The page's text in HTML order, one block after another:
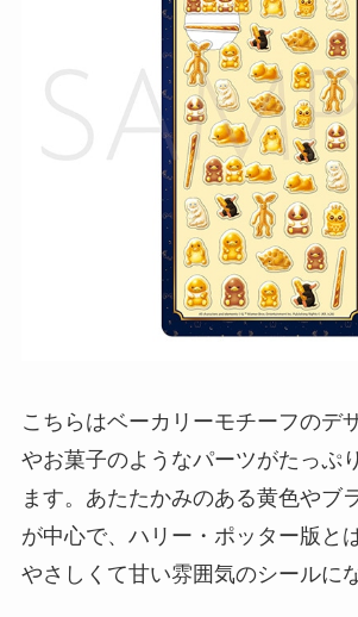
こちらはベーカリーモチーフのデ
やお菓子のようなパーツがたっぷ
ます。あたたかみのある黄色やブ
が中心で、ハリー・ポッター版と
やさしくて甘い雰囲気のシールに